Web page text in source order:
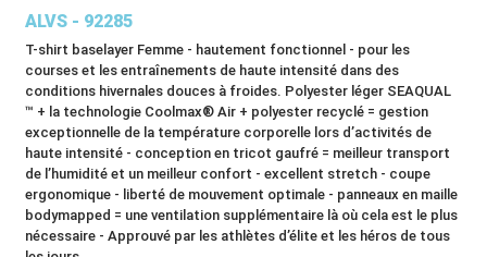
ALVS - 92285
T-shirt baselayer Femme - hautement fonctionnel - pour les
courses et les entraînements de haute intensité dans des
conditions hivernales douces à froides. Polyester léger SEAQUAL
™ + la technologie Coolmax® Air + polyester recyclé = gestion
exceptionnelle de la température corporelle lors d’activités de
haute intensité - conception en tricot gaufré = meilleur transport
de l’humidité et un meilleur confort - excellent stretch - coupe
ergonomique - liberté de mouvement optimale - panneaux en maille
bodymapped = une ventilation supplémentaire là où cela est le plus
nécessaire - Approuvé par les athlètes d’élite et les héros de tous